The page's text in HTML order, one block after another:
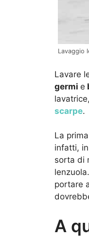
Lavaggio
Lavare
germi e
scarpe.
La
infatti,
sorta di
portare
A